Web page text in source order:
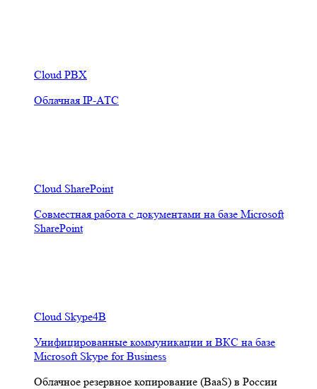
Cloud PBX
Облачная IP-АТС
Cloud SharePoint
Совместная работа с документами на базе Microsoft
SharePoint
Cloud Skype4B
Унифицированные коммуникации и ВКС на базе
Microsoft Skype for Business
Облачное резервное копирование (BaaS) в России